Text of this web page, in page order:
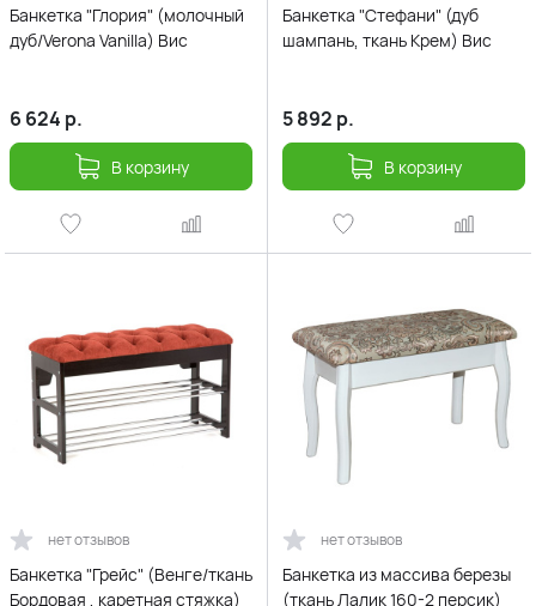
Банкетка "Глория" (молочный
дуб/Verona Vanilla) Вис
6 624 р.
В корзину
Банкетка "Стефани" (дуб
шампань, ткань Крем) Вис
5 892 р.
В корзину
нет отзывов
Банкетка "Грейс" (Венге/ткань
Бордовая , каретная стяжка)
нет отзывов
Банкетка из массива березы
(ткань Лалик 160-2 персик)